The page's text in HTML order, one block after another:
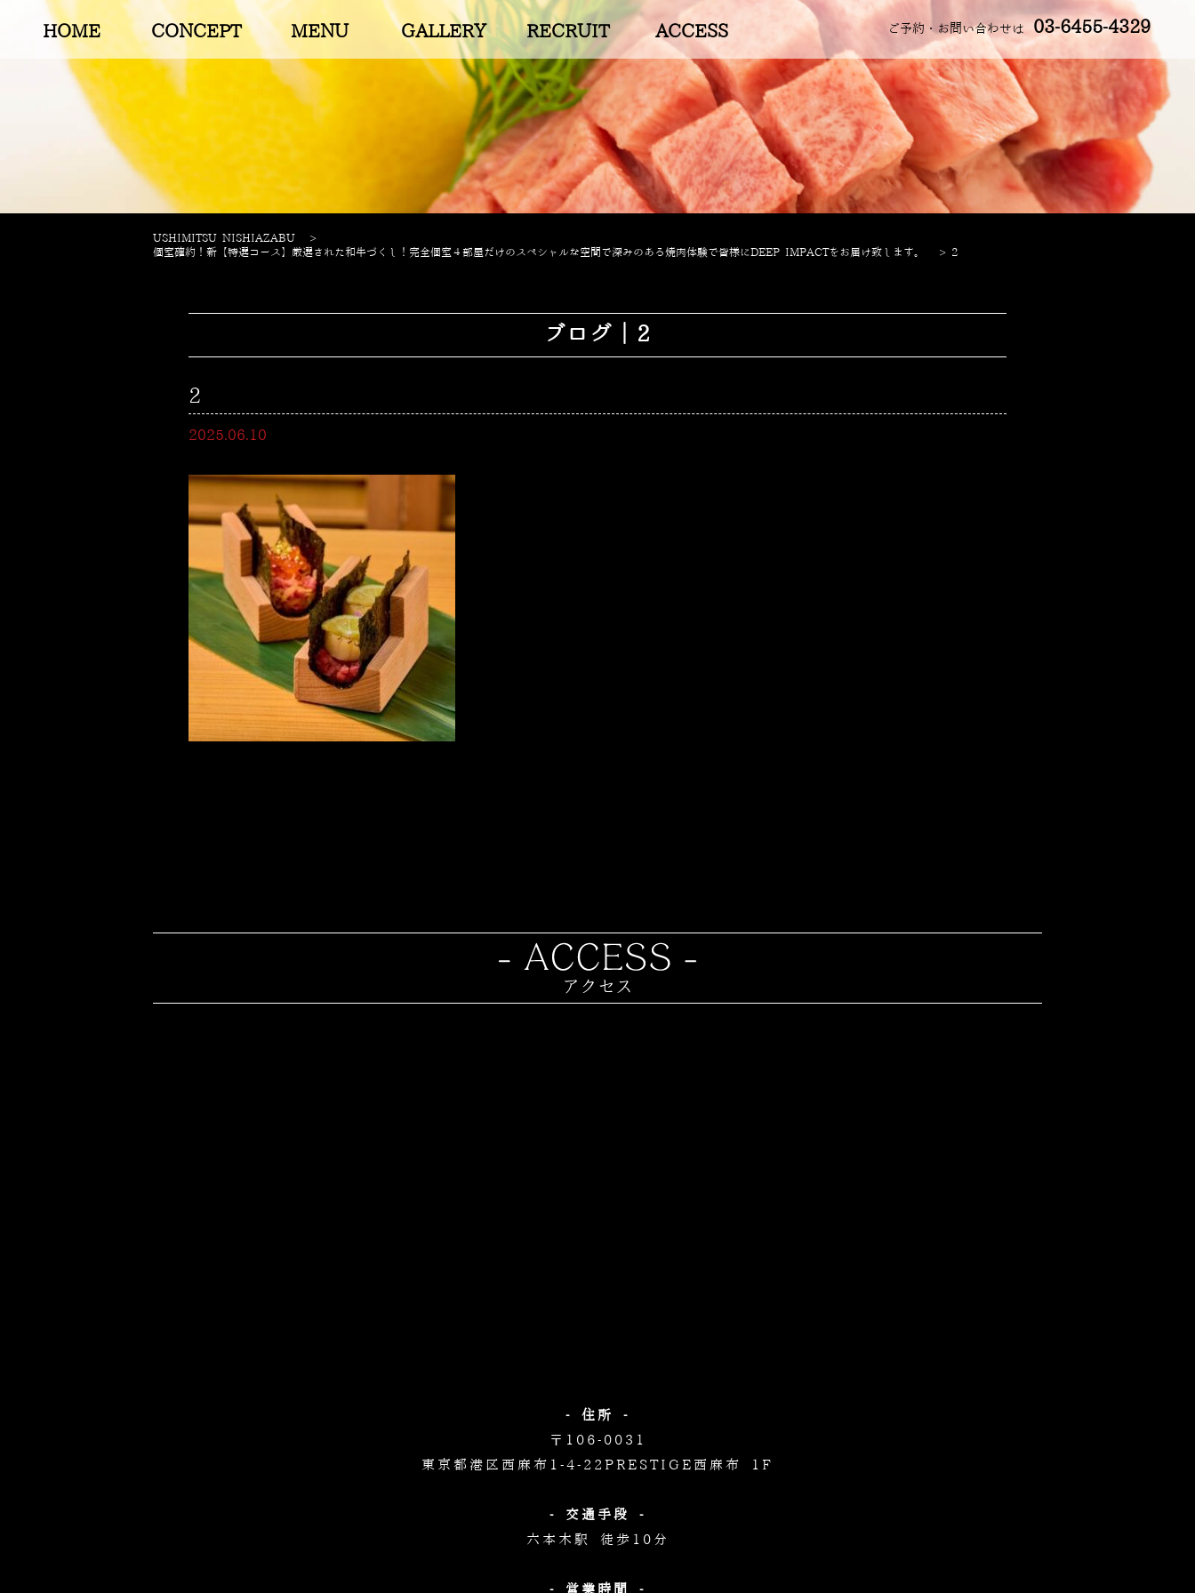
HOME CONCEPT MENU GALLERY RECRUIT ACCESS ご予約・お問い合わせは 03-6455-4329
USHIMITSU NISHIAZABU
>
個室確約！新【特選コース】厳選された和牛づくし！完全個室４部屋だけのスペシャルな空間で深みのある焼肉体験で皆様にDEEP IMPACTをお届け致します。
> 2
ブログ｜2
2
2025.06.10
- 住所 -
〒106-0031
東京都港区西麻布1-4-22PRESTIGE西麻布 1F
- 交通手段 -
六本木駅 徒歩10分
- 営業時間 -